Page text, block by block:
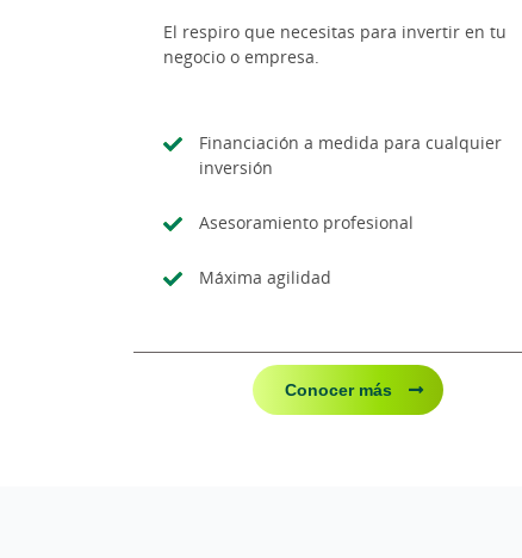
El respiro que necesitas para invertir en tu
negocio o empresa.
Financiación a medida para cualquier
inversión
Asesoramiento profesional
Máxima agilidad
Conocer más